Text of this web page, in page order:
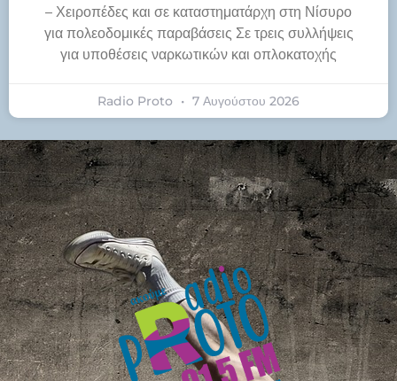
– Χειροπέδες και σε καταστηματάρχη στη Νίσυρο
για πολεοδομικές παραβάσεις Σε τρεις συλλήψεις
για υποθέσεις ναρκωτικών και οπλοκατοχής
Radio Proto 7 Αυγούστου 2026